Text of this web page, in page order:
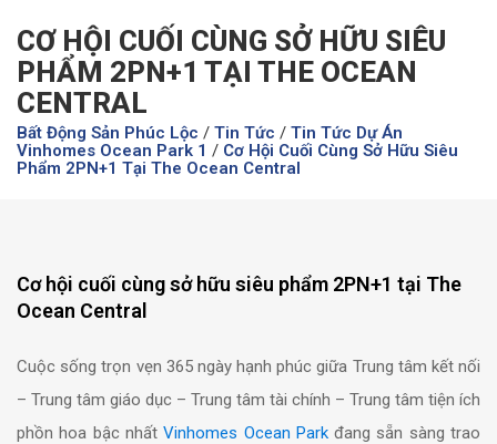
CƠ HỘI CUỐI CÙNG SỞ HỮU SIÊU
PHẨM 2PN+1 TẠI THE OCEAN
CENTRAL
Bất Động Sản Phúc Lộc / Tin Tức / Tin Tức Dự Án
Vinhomes Ocean Park 1 / Cơ Hội Cuối Cùng Sở Hữu Siêu
Phẩm 2PN+1 Tại The Ocean Central
Cơ hội cuối cùng sở hữu siêu phẩm 2PN+1 tại The
Ocean Central
Cuộc sống trọn vẹn 365 ngày hạnh phúc giữa Trung tâm kết nối
– Trung tâm giáo dục – Trung tâm tài chính – Trung tâm tiện ích
phồn hoa bậc nhấtVinhomes Ocean Parkđang sẵn sàng trao